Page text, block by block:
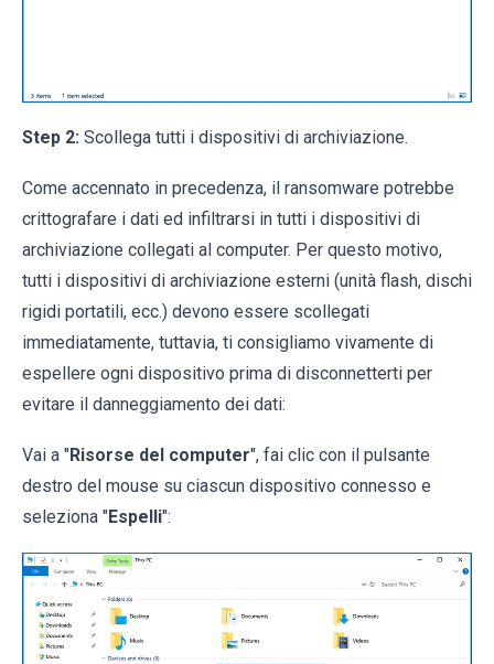
Step 2: Scollega tutti i dispositivi di archiviazione.
Come accennato in precedenza, il ransomware potrebbe
crittografare i dati ed infiltrarsi in tutti i dispositivi di
archiviazione collegati al computer. Per questo motivo,
tutti i dispositivi di archiviazione esterni (unità flash, dischi
rigidi portatili, ecc.) devono essere scollegati
immediatamente, tuttavia, ti consigliamo vivamente di
espellere ogni dispositivo prima di disconnetterti per
evitare il danneggiamento dei dati:
Vai a "Risorse del computer", fai clic con il pulsante
destro del mouse su ciascun dispositivo connesso e
seleziona "Espelli":